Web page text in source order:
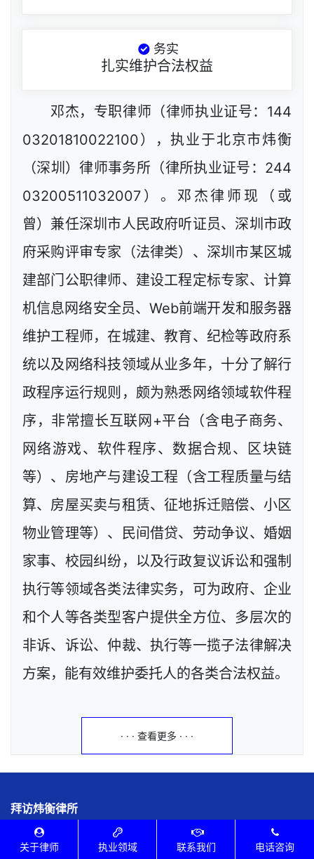
务实
扎实维护合法权益
邓杰，专职律师（律师执业证号：144
03201810022100），执业于北京市炜衡
（深圳）律师事务所（律所执业证号：244
03200511032007）。邓杰律师现（或
曾）兼任深圳市人民政府听证员、深圳市政
府采购评审专家（法律类）、深圳市某区城
建部门公职律师、建设工程定标专家、计算
机信息网络安全员、Web前端开发和服务器
维护工程师，在城建、教育、纪检等政府系
统以及网络科技领域从业多年，十分了解行
政程序运行规则，颇为熟悉网络领域软件程
序，非常擅长互联网+平台（含电子商务、
网络游戏、软件程序、数据合规、区块链
等）、房地产与建设工程（含工程质量与结
算、房屋买卖与租赁、征地拆迁赔偿、小区
物业管理等）、民间借贷、劳动争议、婚姻
家事、校园纠纷，以及行政复议诉讼和强制
执行等领域各类法律实务，可为政府、企业
和个人等各类型客户提供全方位、多层次的
非诉、诉讼、仲裁、执行等一揽子法律解决
方案，能有效维护委托人的各类合法权益。
· · · 查看更多 · · ·
拜访炜衡律所
律所执业证号：24403200511032007
地址：广东省深圳市南山区科发路19号华润置地大厦D座19楼
关于律师 执业领域 联系我们 电话咨询